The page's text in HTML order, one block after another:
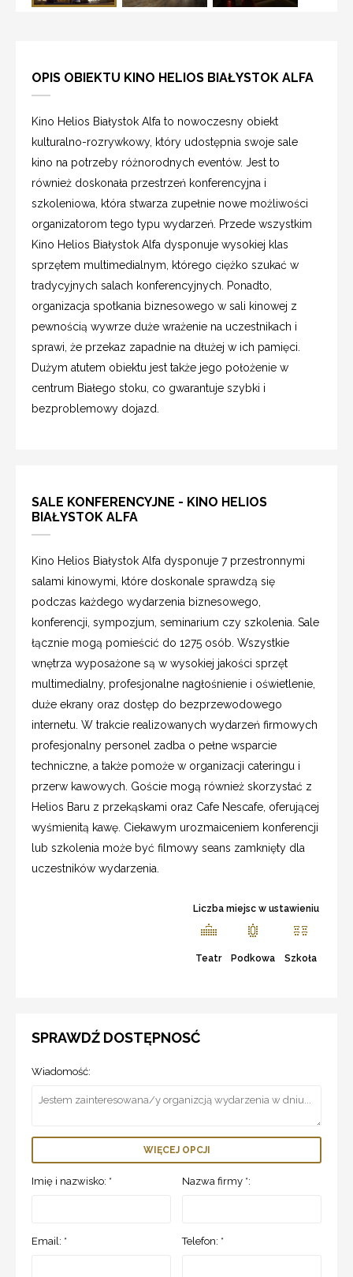
OPIS OBIEKTU KINO HELIOS BIAŁYSTOK ALFA
Kino Helios Białystok Alfa to nowoczesny obiekt
kulturalno-rozrywkowy, który udostępnia swoje sale
kino na potrzeby różnorodnych eventów. Jest to
również doskonała przestrzeń konferencyjna i
szkoleniowa, która stwarza zupełnie nowe możliwości
organizatorom tego typu wydarzeń. Przede wszystkim
Kino Helios Białystok Alfa dysponuje wysokiej klas
sprzętem multimedialnym, którego ciężko szukać w
tradycyjnych salach konferencyjnych. Ponadto,
organizacja spotkania biznesowego w sali kinowej z
pewnością wywrze duże wrażenie na uczestnikach i
sprawi, że przekaz zapadnie na dłużej w ich pamięci.
Dużym atutem obiektu jest także jego położenie w
centrum Białego stoku, co gwarantuje szybki i
bezproblemowy dojazd.
SALE KONFERENCYJNE - KINO HELIOS
BIAŁYSTOK ALFA
Kino Helios Białystok Alfa dysponuje 7 przestronnymi
salami kinowymi, które doskonale sprawdzą się
podczas każdego wydarzenia biznesowego,
konferencji, sympozjum, seminarium czy szkolenia. Sale
łącznie mogą pomieścić do 1275 osób. Wszystkie
wnętrza wyposażone są w wysokiej jakości sprzęt
multimedialny, profesjonalne nagłośnienie i oświetlenie,
duże ekrany oraz dostęp do bezprzewodowego
internetu. W trakcie realizowanych wydarzeń firmowych
profesjonalny personel zadba o pełne wsparcie
techniczne, a także pomoże w organizacji cateringu i
przerw kawowych. Goście mogą również skorzystać z
Helios Baru z przekąskami oraz Cafe Nescafe, oferującej
wyśmienitą kawę. Ciekawym urozmaiceniem konferencji
lub szkolenia może być filmowy seans zamknięty dla
uczestników wydarzenia.
Liczba miejsc w ustawieniu
Teatr Podkowa Szkoła
SPRAWDŹ DOSTĘPNOSĆ
Wiadomość:
WIĘCEJ OPCJI
Imię i nazwisko: * Nazwa firmy *:
Email: * Telefon: *